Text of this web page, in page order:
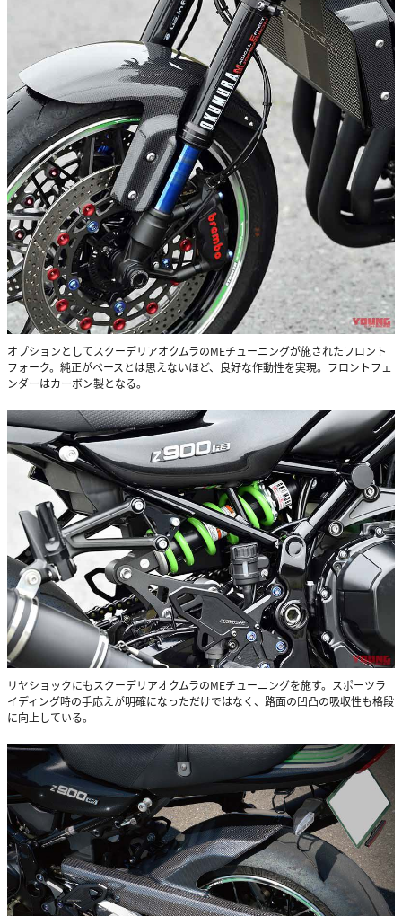
オプションとしてスクーデリアオクムラのMEチューニングが施されたフロント
フォーク。純正がベースとは思えないほど、良好な作動性を実現。フロントフェ
ンダーはカーボン製となる。
リヤショックにもスクーデリアオクムラのMEチューニングを施す。スポーツラ
イディング時の手応えが明確になっただけではなく、路面の凹凸の吸収性も格段
に向上している。